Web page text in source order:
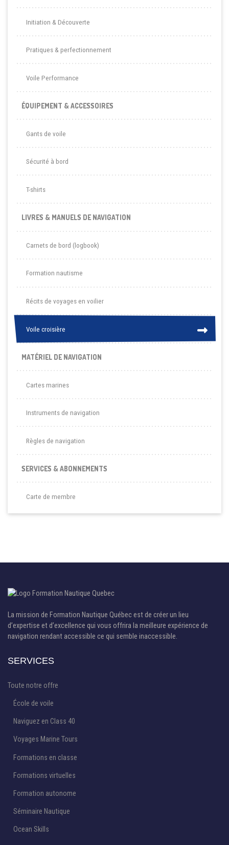
Initiation & Découverte
Pratiques & perfectionnement
Voile Performance
ÉQUIPEMENT & ACCESSOIRES
Gants de voile
Sécurité à bord
T-shirts
LIVRES & MANUELS DE NAVIGATION
Carnets de bord (logbook)
Formation nautisme
Récits de voyages en voilier
Voile croisière
Voile croisière
MATÉRIEL DE NAVIGATION
Cartes marines
Instruments de navigation
Règles de navigation
SERVICES & ABONNEMENTS
Carte de membre
La mission de Formation Nautique Québec est de créer un lieu
d’expertise et d’excellence qui vous offrira la meilleure expérience de
navigation rendant accessible ce qui semble inaccessible.
SERVICES
Toute notre offre
École de voile
Naviguez en Class 40
Voyages Marine Tours
Formations en classe
Formations virtuelles
Formation autonome
Séminaire Nautique
Ocean Skills